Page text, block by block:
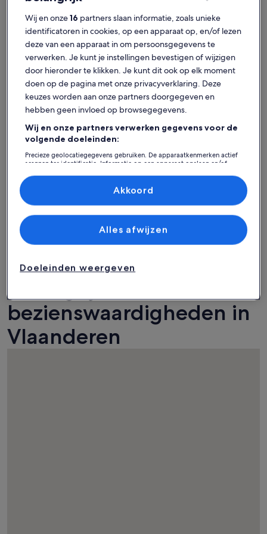
informatie
over
het
standaardtarief.
Vind verblijven die bij je stijl passen
Huis
Zoeken naar huizen
Flat/appartement
Zoeken naar flats/appartementen
Huisjes
Vind alle
vakantiewoningen in de
buurt van de
bezienswaardigheden in
Vlaanderen
Wij en onze16 partners slaan informatie, zoals unieke
identificatoren in cookies, op een apparaat op, en/of lezen
deze van een apparaat in om persoonsgegevens te
verwerken. Je kunt je instellingen bevestigen of wijzigen
door hieronder te klikken. Je kunt dit ook op elk moment
doen op de pagina met onze privacyverklaring. Deze
keuzes worden aan onze partners doorgegeven en
hebben geen invloed op browsegegevens.
Wij en onze partners verwerken gegevens voor de
volgende doeleinden:
Precieze geolocatiegegevens gebruiken. De apparaatkenmerken actief
scannen ter identificatie. Informatie op een apparaat opslaan en/of
contentmetingen, doelgroepenonderzoek en ontwikkeling van
Doeleinden weergeven
Alles afwijzen
Akkoord